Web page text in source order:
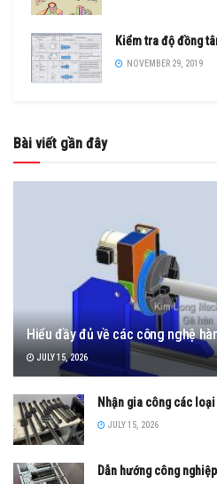
Kiểm tra độ đồng
NOVEMBER 29, 2019
Bài viết gần đây
Hiểu đầy đủ về các công nghệ
JULY 15, 2026
Nhận gia công các
JULY 15, 2026
Dẫn hướng công